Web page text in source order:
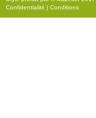
Confidentialité | Conditions